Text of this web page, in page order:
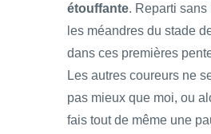
étouffante. Reparti
les méandres du stade
dans ces premières
Les autres coureurs ne
pas mieux que moi, ou
fais tout de même une